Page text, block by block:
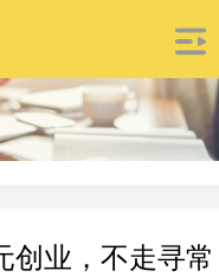
创业，不走寻常